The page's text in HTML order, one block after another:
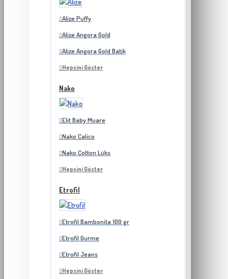
Alize Puffy
Alize Angora Gold
Alize Angora Gold Batik
Hepsini Göster
Nako
Elit Baby Muare
Nako Calico
Nako Cotton Lüks
Hepsini Göster
Etrofil
Etrofil Bambonita 100 gr
Etrofil Gurme
Etrofil Jeans
Hepsini Göster